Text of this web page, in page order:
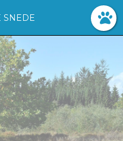
SNEDE